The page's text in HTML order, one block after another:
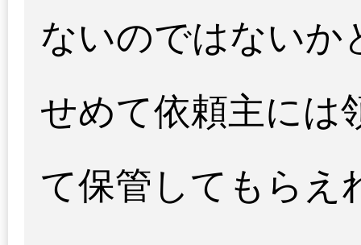
ないのではない
せめて依頼主には
て保管してもらえ